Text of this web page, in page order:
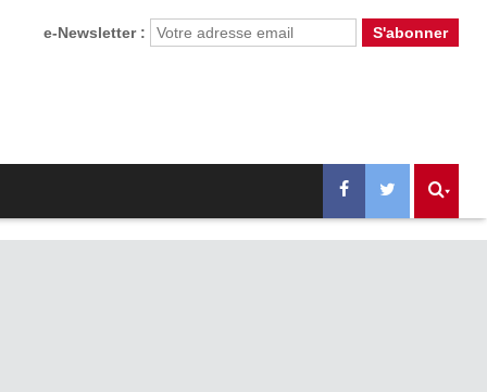
e-Newsletter :